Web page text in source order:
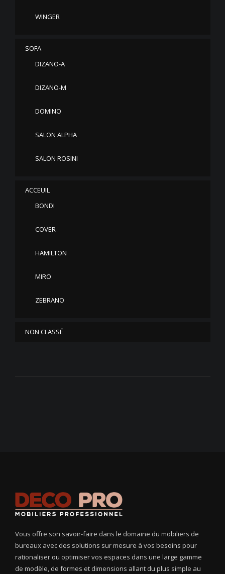
WINGER
SOFA
DIZANO-A
DIZANO-M
DOMINO
SALON ALPHA
SALON ROSINI
ACCEUIL
BONDI
COVER
HAMILTON
MIRO
ZEBRANO
NON CLASSÉ
Vous offre son savoir-faire dans le domaine du mobiliers de
bureaux avec des solutions sur mesure à vos besoins pour
rationaliser ou optimiser vos espaces dans une large gamme
de modèle, de formes et dimensions allant du plus simple au